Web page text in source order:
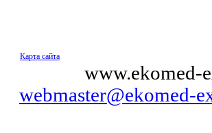
Карта сайта
www.ekomed-
webmaster@ekomed-